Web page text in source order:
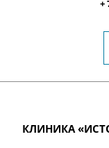
КЛИНИКА